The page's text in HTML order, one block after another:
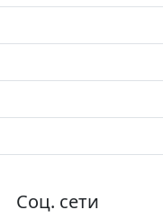
Соц. сети